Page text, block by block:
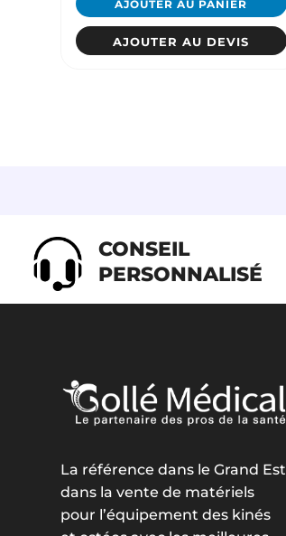
AJOUTER AU PANIER
AJOUTER AU DEVIS
CONSEIL
PERSONNALISÉ
La référence dans le Grand Est
dans la vente de matériels
pour l’équipement des kinés